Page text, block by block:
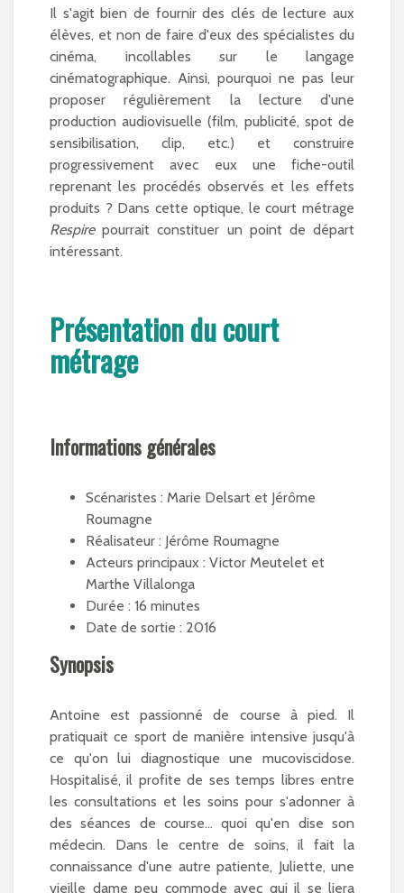
Il s'agit bien de fournir des clés de lecture aux
élèves, et non de faire d'eux des spécialistes du
cinéma, incollables sur le langage
cinématographique. Ainsi, pourquoi ne pas leur
proposer régulièrement la lecture d'une
production audiovisuelle (film, publicité, spot de
sensibilisation, clip, etc.) et construire
progressivement avec eux une fiche-outil
reprenant les procédés observés et les effets
produits ? Dans cette optique, le court métrage
Respirepourrait constituer un point de départ
intéressant.
Présentation du court
métrage
Informations générales
Scénaristes : Marie Delsart et Jérôme
Roumagne
Réalisateur : Jérôme Roumagne
Acteurs principaux : Victor Meutelet et
Marthe Villalonga
Durée : 16 minutes
Date de sortie : 2016
Synopsis
Antoine est passionné de course à pied. Il
pratiquait ce sport de manière intensive jusqu'à
ce qu'on lui diagnostique une mucoviscidose.
Hospitalisé, il profite de ses temps libres entre
les consultations et les soins pour s'adonner à
des séances de course... quoi qu'en dise son
médecin. Dans le centre de soins, il fait la
connaissance d'une autre patiente, Juliette, une
vieille dame peu commode avec qui il se liera